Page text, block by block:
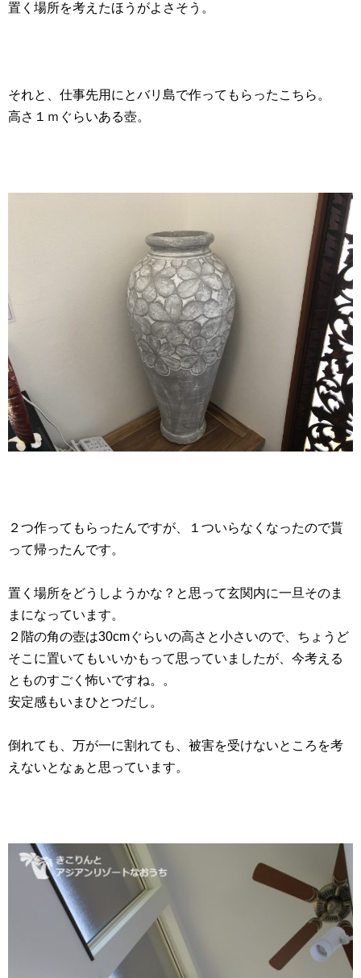
置く場所を考えたほうがよさそう。
それと、仕事先用にとバリ島で作ってもらったこちら。
高さ１ｍぐらいある壺。
２つ作ってもらったんですが、１ついらなくなったので貰
って帰ったんです。
置く場所をどうしようかな？と思って玄関内に一旦そのま
まになっています。
２階の角の壺は30cmぐらいの高さと小さいので、ちょうど
そこに置いてもいいかもって思っていましたが、今考える
とものすごく怖いですね。。
安定感もいまひとつだし。
倒れても、万が一に割れても、被害を受けないところを考
えないとなぁと思っています。